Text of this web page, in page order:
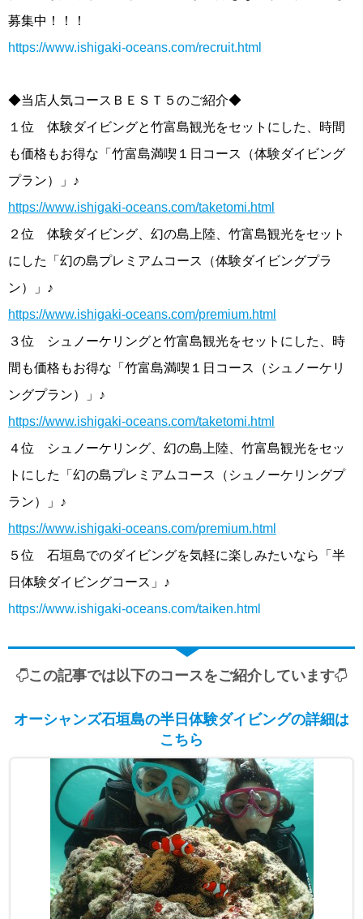
募集中！！！
https://www.ishigaki-oceans.com/recruit.html
◆当店人気コースＢＥＳＴ５のご紹介◆
１位 体験ダイビングと竹富島観光をセットにした、時間
も価格もお得な「竹富島満喫１日コース（体験ダイビング
プラン）」♪
https://www.ishigaki-oceans.com/taketomi.html
２位 体験ダイビング、幻の島上陸、竹富島観光をセット
にした「幻の島プレミアムコース（体験ダイビングプラ
ン）」♪
https://www.ishigaki-oceans.com/premium.html
３位 シュノーケリングと竹富島観光をセットにした、時
間も価格もお得な「竹富島満喫１日コース（シュノーケリ
ングプラン）」♪
https://www.ishigaki-oceans.com/taketomi.html
４位 シュノーケリング、幻の島上陸、竹富島観光をセッ
トにした「幻の島プレミアムコース（シュノーケリングプ
ラン）」♪
https://www.ishigaki-oceans.com/premium.html
５位 石垣島でのダイビングを気軽に楽しみたいなら「半
日体験ダイビングコース」♪
https://www.ishigaki-oceans.com/taiken.html
この記事では以下のコースをご紹介しています
オーシャンズ石垣島の半日体験ダイビングの詳細は
こちら